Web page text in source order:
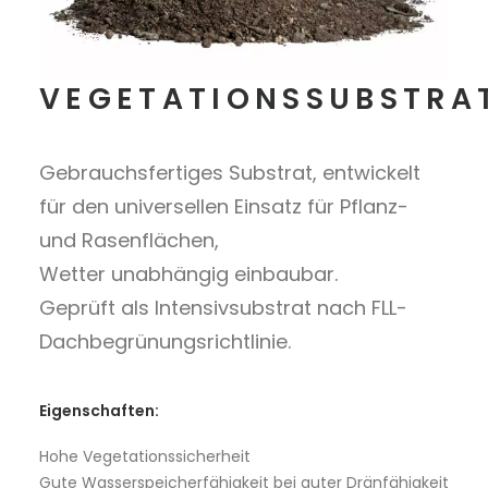
Gebrauchsfertiges Substrat, entwickelt
für den universellen Einsatz für Pflanz-
und Rasenflächen,
Wetter unabhängig einbaubar.
Geprüft als Intensivsubstrat nach FLL-
Dachbegrünungsrichtlinie.
Eigenschaften:
Hohe Vegetationssicherheit
Gute Wasserspeicherfähigkeit bei guter Dränfähigkeit